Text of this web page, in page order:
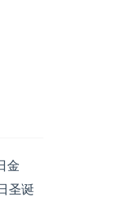
金
司圣诞